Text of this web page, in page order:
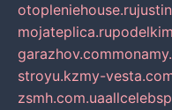
otopleniehouse.ru
mojateplica.ru
garazhov.com
stroyu.kzmy-
zsmh.com.ua